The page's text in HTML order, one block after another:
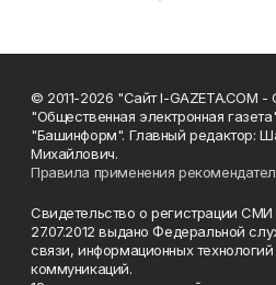
© 2011-2026 "Сайт I-GAZETA.COM -
"Общественная электронная
"Башинформ". Главный редактор:
Михайлович.
Правила применения
Свидетельство о регистрации
27.07.2012 выдано Федеральной
связи, информационных
коммуникаций.